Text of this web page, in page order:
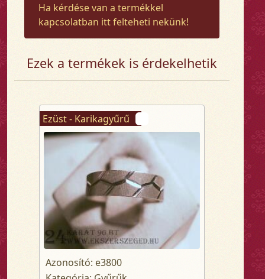
Ha kérdése van a termékkel
kapcsolatban itt felteheti nekünk!
Ezek a termékek is érdekelhetik
Ezüst - Karikagyűrű
Azonosító: e3800